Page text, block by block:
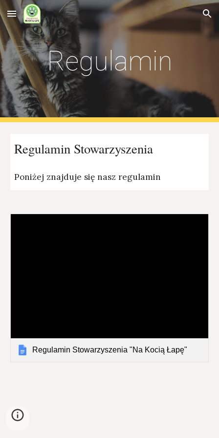
Skip to main content Skip to navigation
Regulamin
Regulamin Stowarzyszenia
Poniżej znajduje się nasz regulamin
Regulamin Stowarzyszenia "Na Kocią Łapę"